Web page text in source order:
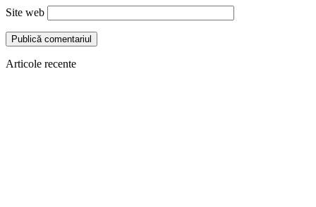
Site web
Articole recente